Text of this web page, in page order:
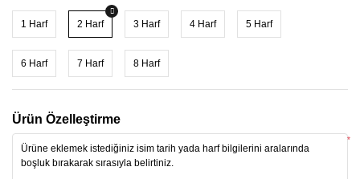
1 Harf 2 Harf 3 Harf 4 Harf 5 Harf
6 Harf 7 Harf 8 Harf
Ürün Özelleştirme
*